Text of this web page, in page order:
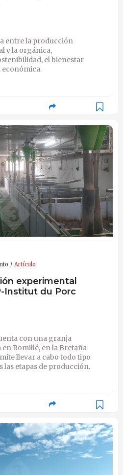
entre la producción
y la orgánica,
el bienestar
económica.
Artículo
experimental
Institut du Porc
con una granja
Romillé, en la Bretaña
llevar a cabo todo tipo
las etapas de producción.